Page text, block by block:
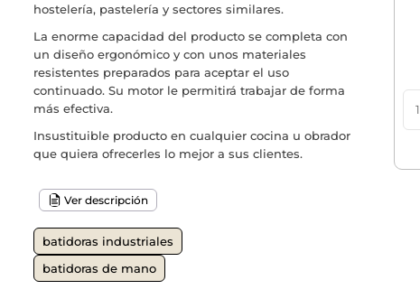
hostelería, pastelería y sectores similares.
La enorme capacidad del producto se completa con
un diseño ergonómico y con unos materiales
resistentes preparados para aceptar el uso
continuado. Su motor le permitirá trabajar de forma
más efectiva.
Insustituible producto en cualquier cocina u obrador
que quiera ofrecerles lo mejor a sus clientes.
Ver descripción
batidoras industriales
batidoras de mano